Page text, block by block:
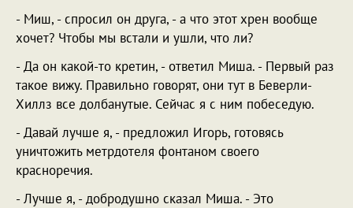
- Миш, - спросил он друга, - а что этот хрен вообще
хочет? Чтобы мы встали и ушли, что ли?
- Да он какой-то кретин, - ответил Миша. - Первый раз
такое вижу. Правильно говорят, они тут в Беверли-
Хиллз все долбанутые. Сейчас я с ним побеседую.
- Давай лучше я, - предложил Игорь, готовясь
уничтожить метрдотеля фонтаном своего
красноречия.
- Лучше я, - добродушно сказал Миша. - Это